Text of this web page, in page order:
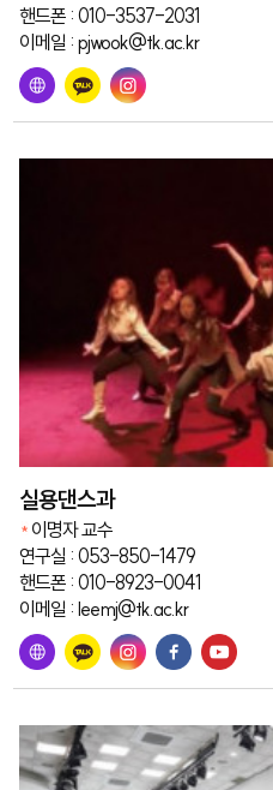
핸드폰 : 010-3537-2031
이메일 : pjwook@tk.ac.kr
실용댄스과
이명자 교수
연구실 : 053-850-1479
핸드폰 : 010-8923-0041
이메일 : leemj@tk.ac.kr